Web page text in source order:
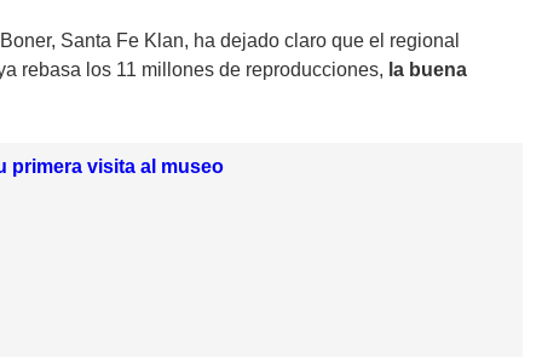
Santa Fe Klan, ha dejado claro que el regional
rebasa los 11 millones de reproducciones, la buena
primera visita al museo